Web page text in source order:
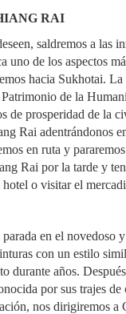
RAI
saldremos a las
de los aspectos
hacia Sukhotai. La
de la
de prosperidad de la
Rai adentrándonos
en ruta y
Rai por la tarde y
o visitar el
en el novedoso
con un estilo
durante años.
por sus trajes de
nos dirigiremos a